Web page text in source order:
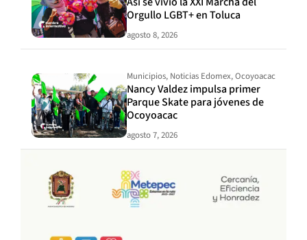
Orgullo LGBT+ en Toluca
agosto 8, 2026
Municipios, Noticias Edomex,Ocoyoacac
Nancy Valdez impulsa primer
Parque Skate para jóvenes de
Ocoyoacac
agosto 7, 2026